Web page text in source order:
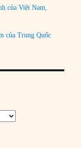
của Việt Nam,
của Trung Quốc